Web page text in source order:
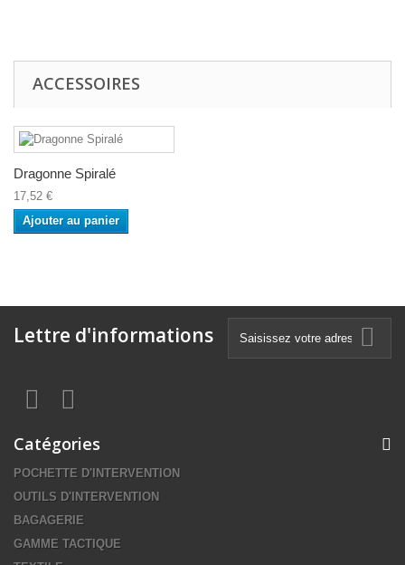
ACCESSOIRES
Dragonne Spiralé
17,52 €
Ajouter au panier
Lettre d'informations
Catégories
POCHETTE D'INTERVENTION
OUTILS D'INTERVENTION
BAGAGERIE
GAMME TACTIQUE